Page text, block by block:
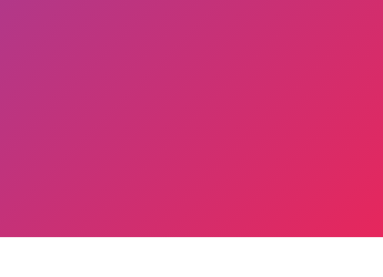
DI MALANG